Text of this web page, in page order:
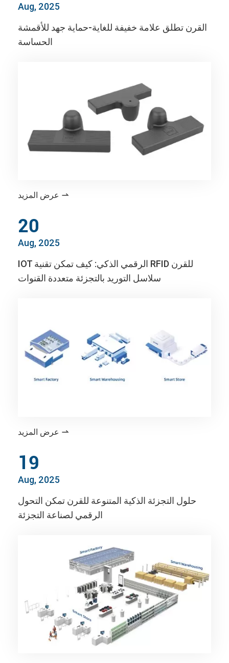
Aug, 2025
القرن تطلق علامة خفيفة للغاية-حماية جهد للأقمشة
الحساسة

20
Aug, 2025
IOT الرقمي الذكي: كيف تمكن تقنية RFID للقرن
سلاسل التوريد بالتجزئة متعددة القنوات

19
Aug, 2025
حلول التجزئة الذكية المتنوعة للقرن تمكن التحول
الرقمي لصناعة التجزئة